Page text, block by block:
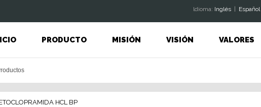
ldioma: Inglés| Espaňol
PRODUCTO MISIÓN VISIÓN VALORES
HCL BP